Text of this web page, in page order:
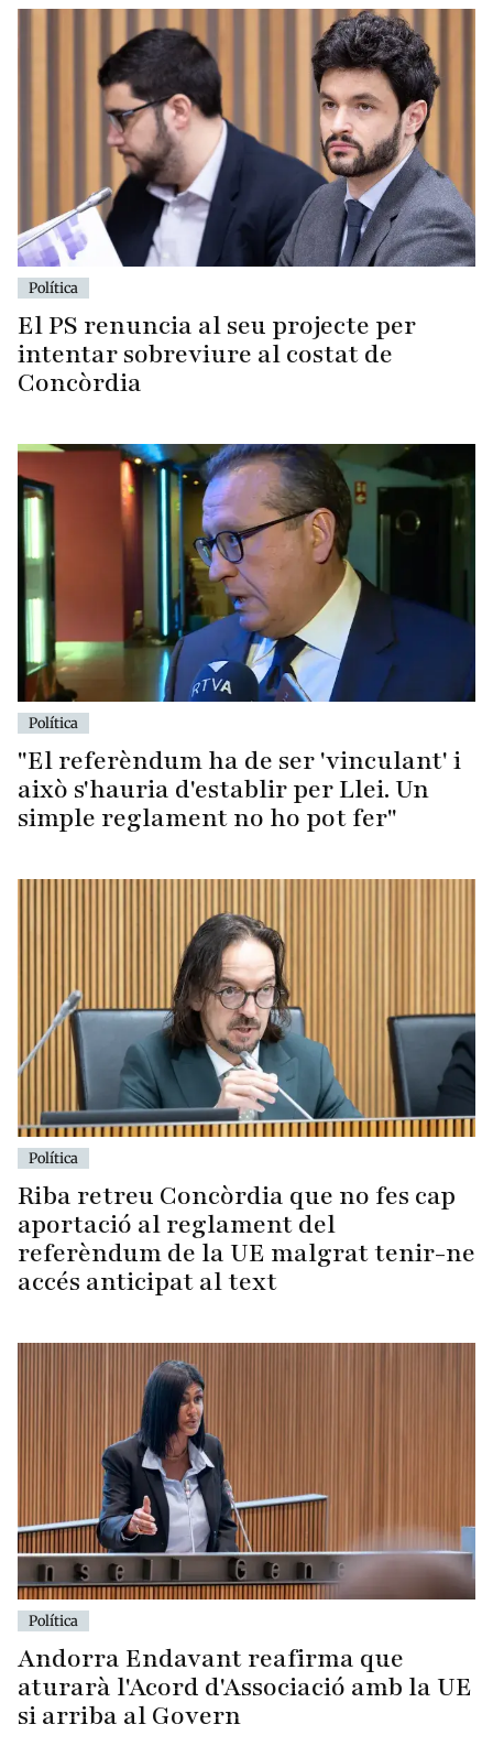
Política
El PS renuncia al seu projecte per
intentar sobreviure al costat de
Concòrdia
Política
"El referèndum ha de ser 'vinculant' i
això s'hauria d'establir per Llei. Un
simple reglament no ho pot fer"
Política
Riba retreu Concòrdia que no fes cap
aportació al reglament del
referèndum de la UE malgrat tenir-ne
accés anticipat al text
Política
Andorra Endavant reafirma que
aturarà l'Acord d'Associació amb la UE
si arriba al Govern